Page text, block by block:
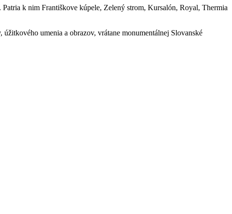
k nim Františkove kúpele, Zelený strom, Kursalón, Royal, Thermia
umenia a obrazov, vrátane monumentálnej Slovanské